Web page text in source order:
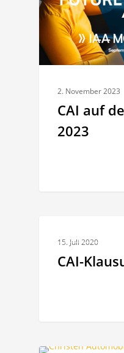
2. November 2023
CAI auf
2023
15. Juli 2020
CAI-